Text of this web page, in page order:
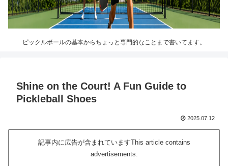
ピックルボールの基本からちょっと専門的なことまで書いてます。
Shine on the Court! A Fun Guide to
Pickleball Shoes
2025.07.12
記事内に広告が含まれていますThis article contains
advertisements.